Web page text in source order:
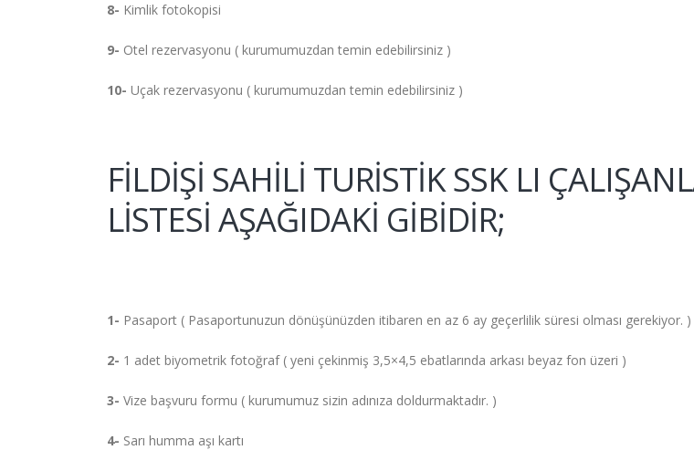
8- Kimlik fotokopisi
9- Otel rezervasyonu ( kurumumuzdan temin edebilirsiniz )
10- Uçak rezervasyonu ( kurumumuzdan temin edebilirsiniz )
FİLDİŞİ SAHİLİ TURİSTİK SSK LI
LİSTESİ AŞAĞIDAKİ GİBİDİR;
1- Pasaport ( Pasaportunuzun dönüşünüzden itibaren en az 6 ay geçerlilik süresi olması gerekiyor. )
2- 1 adet biyometrik fotoğraf ( yeni çekinmiş 3,5×4,5 ebatlarında arkası beyaz fon üzeri )
3- Vize başvuru formu ( kurumumuz sizin adınıza doldurmaktadır. )
4- Sarı humma aşı kartı